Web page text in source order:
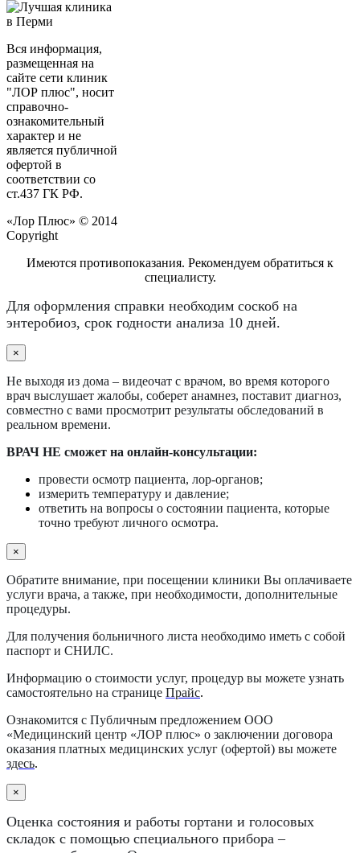
Вся информация,
размещенная на
сайте сети клиник
"ЛОР плюс", носит
справочно-
ознакомительный
характер и не
является публичной
офертой в
соответствии со
ст.437 ГК РФ.
«Лор Плюс» © 2014
Copyright
Имеются противопоказания. Рекомендуем обратиться к
специалисту.
Для оформления справки необходим соскоб на
энтеробиоз, срок годности анализа 10 дней.
×
Не выходя из дома – видеочат с врачом, во время которого
врач выслушает жалобы, соберет анамнез, поставит диагноз,
совместно с вами просмотрит результаты обследований в
реальном времени.
ВРАЧ НЕ сможет на онлайн-консультации:
провести осмотр пациента, лор-органов;
измерить температуру и давление;
ответить на вопросы о состоянии пациента, которые
точно требуют личного осмотра.
×
Обратите внимание, при посещении клиники Вы оплачиваете
услуги врача, а также, при необходимости, дополнительные
процедуры.
Для получения больничного листа необходимо иметь с собой
паспорт и СНИЛС.
Информацию о стоимости услуг, процедур вы можете узнать
самостоятельно на странице Прайс.
Ознакомится с Публичным предложением ООО
«Медицинский центр «ЛОР плюс» о заключении договора
оказания платных медицинских услуг (офертой) вы можете
здесь.
×
Оценка состояния и работы гортани и голосовых
складок с помощью специального прибора –